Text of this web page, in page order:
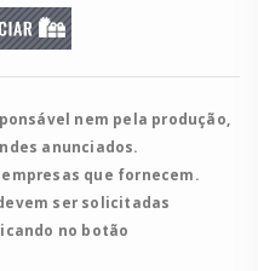
nem pela produção,
anunciados.
que fornecem.
ser solicitadas
no botão